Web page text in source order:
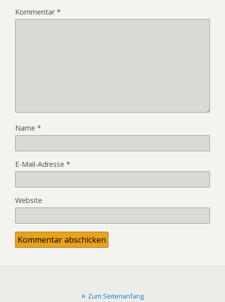
Kommentar*
Name *
E-Mail-Adresse *
Website
Zum Seitenanfang